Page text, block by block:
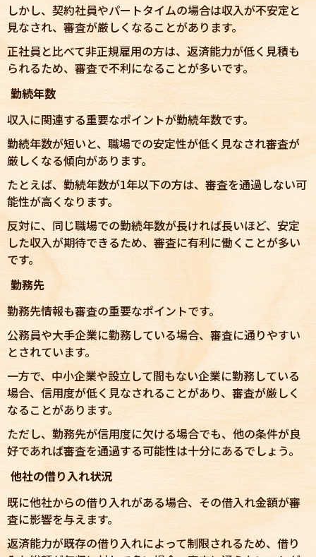
しかし、契約社員やパートタイムの場合は収入が不安定と
見なされ、審査が厳しくなることがあります。
正社員と比べて非正規雇用の方は、返済能力が低く見積も
られるため、審査で不利になることが多いです。
勤続年数
収入に関連する重要なポイントが勤続年数です。
勤続年数が短いと、職場での安定性が低く見なされ審査が
厳しくなる傾向があります。
たとえば、勤続年数が1年以下の方は、審査を通過しない可
能性が高くなります。
反対に、同じ職場での勤続年数が長ければ長いほど、安定
した収入が期待できるため、審査に有利に働くことが多い
です。
勤務先
勤務先情報も審査の重要なポイントです。
公務員や大手企業に勤務している場合、審査に通りやすい
とされています。
一方で、中小企業や設立して間もない企業に勤務している
場合、信用度が低く見なされることがあり、審査が厳しく
なることがあります。
ただし、勤務先が信用度に欠ける場合でも、他の条件が良
好であれば審査を通過する可能性は十分にあるでしょう。
他社の借り入れ状況
既に他社からの借り入れがある場合、その借入れ金額が審
査に影響を与えます。
返済能力が既存の借り入れによって制限されるため、借り